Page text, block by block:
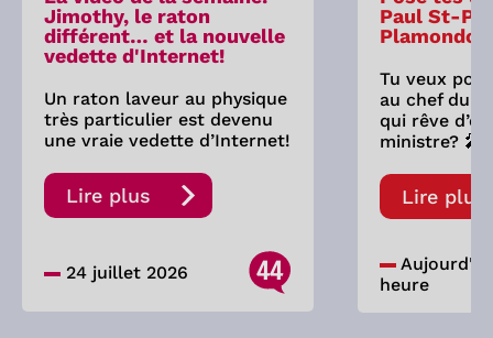
Jimothy, le raton
différent… et la nouvelle
vedette d'Internet!
Un raton laveur au physique
très particulier est devenu
une vraie vedette d’Internet!
Lire plus
24 juillet 2026 44
Paul St-
Tu veux
au chef du
qui rêve
ministre? 🎤
Lire plus
heure